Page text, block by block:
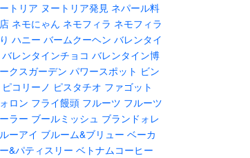
トリア ヌートリア発見 ネパール料
ネモにゃん ネモフィラ ネモフィラ
ハニー バームクーヘン バレンタイ
バレンタインチョコ バレンタイン博
クスガーデン パワースポット ビン
ピコリーノ ピスタチオ ファゴット
ロン フライ饅頭 フルーツ フルーツ
ラー ブールミッシュ ブランドォレ
ーアイ ブルーム&ブリュー ベーカ
&パティスリー ベトナムコーヒー